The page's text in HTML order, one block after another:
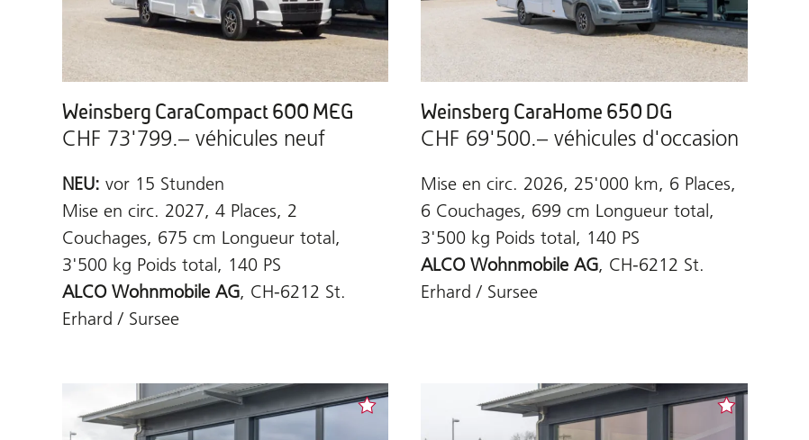
Weinsberg CaraCompact 600 MEG
CHF 73'799.– véhicules neuf
NEU: vor 15 Stunden
Mise en circ. 2027, 4 Places, 2
Couchages, 675 cm Longueur total,
3'500 kg Poids total, 140 PS
ALCO Wohnmobile AG, CH-6212 St.
Erhard / Sursee
Weinsberg CaraHome 650 DG
CHF 69'500.– véhicules d'occasion
Mise en circ. 2026, 25'000 km, 6 Places,
6 Couchages, 699 cm Longueur total,
3'500 kg Poids total, 140 PS
ALCO Wohnmobile AG, CH-6212 St.
Erhard / Sursee